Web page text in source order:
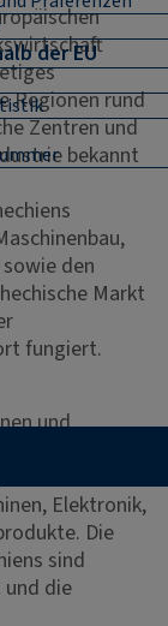
der EU
Regionen rund
Zentren und
bekannt
den
Markt
fungiert.
und
Elektronik,
Die
sind
und die